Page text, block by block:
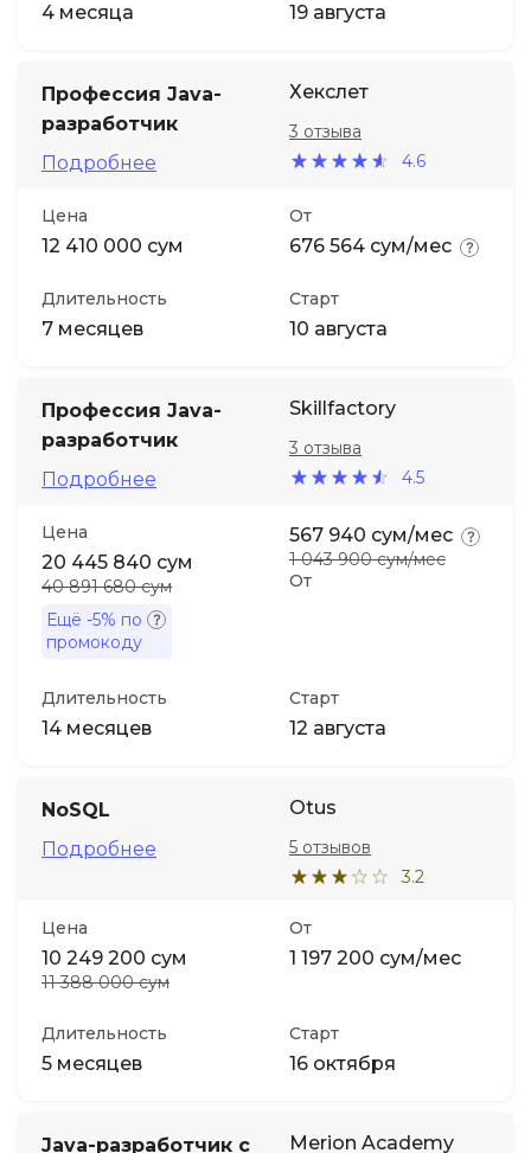
4 месяца 19 августа
Профессия Java-
разработчик
Подробнее
Хекслет
4.6
3 отзыва
Цена
12 410 000 сум
От
676 564 сум/мес
Длительность
7 месяцев
Старт
10 августа
Профессия Java-
разработчик
Подробнее
Skillfactory
4.5
3 отзыва
Цена
20 445 840 сум
40 891 680 сум
Ещё -5% по
промокоду
От
567 940 сум/мес
1 043 900 сум/мес
Длительность
14 месяцев
Старт
12 августа
NoSQL
Подробнее
Otus
3.2
5 отзывов
Цена
10 249 200 сум
11 388 000 сум
От
1 197 200 сум/мес
Длительность
5 месяцев
Старт
16 октября
Java-разработчик с Merion Academy